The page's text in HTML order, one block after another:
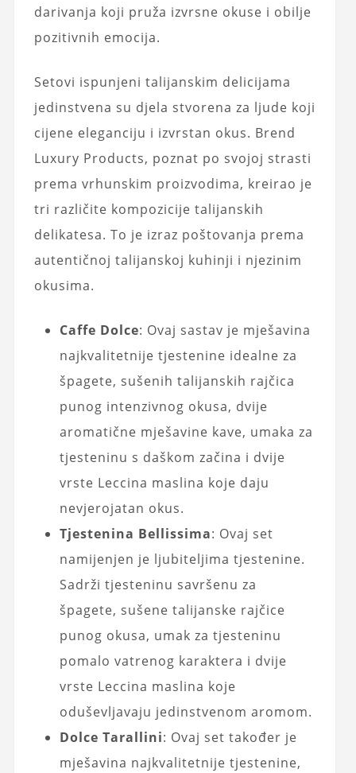
darivanja koji pruža izvrsne okuse i obilje
pozitivnih emocija.
Setovi ispunjeni talijanskim delicijama
jedinstvena su djela stvorena za ljude koji
cijene eleganciju i izvrstan okus. Brend
Luxury Products, poznat po svojoj strasti
prema vrhunskim proizvodima, kreirao je
tri različite kompozicije talijanskih
delikatesa. To je izraz poštovanja prema
autentičnoj talijanskoj kuhinji i njezinim
okusima.
Caffe Dolce: Ovaj sastav je mješavina
najkvalitetnije tjestenine idealne za
špagete, sušenih talijanskih rajčica
punog intenzivnog okusa, dvije
aromatične mješavine kave, umaka za
tjesteninu s daškom začina i dvije
vrste Leccina maslina koje daju
nevjerojatan okus.
Tjestenina Bellissima: Ovaj set
namijenjen je ljubiteljima tjestenine.
Sadrži tjesteninu savršenu za
špagete, sušene talijanske rajčice
punog okusa, umak za tjesteninu
pomalo vatrenog karaktera i dvije
vrste Leccina maslina koje
oduševljavaju jedinstvenom aromom.
Dolce Tarallini: Ovaj set također je
mješavina najkvalitetnije tjestenine,